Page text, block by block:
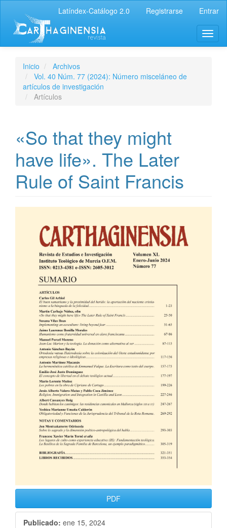
Latíndex-Catálogo 2.0 Registrarse Entrar
Inicio
Archivos
Vol. 40 Núm. 77 (2024): Número misceláneo de
artículos de investigación
Artículos
«So that they might
have life». The Later
Rule of Saint Francis
PDF
Publicado: ene 15, 2024